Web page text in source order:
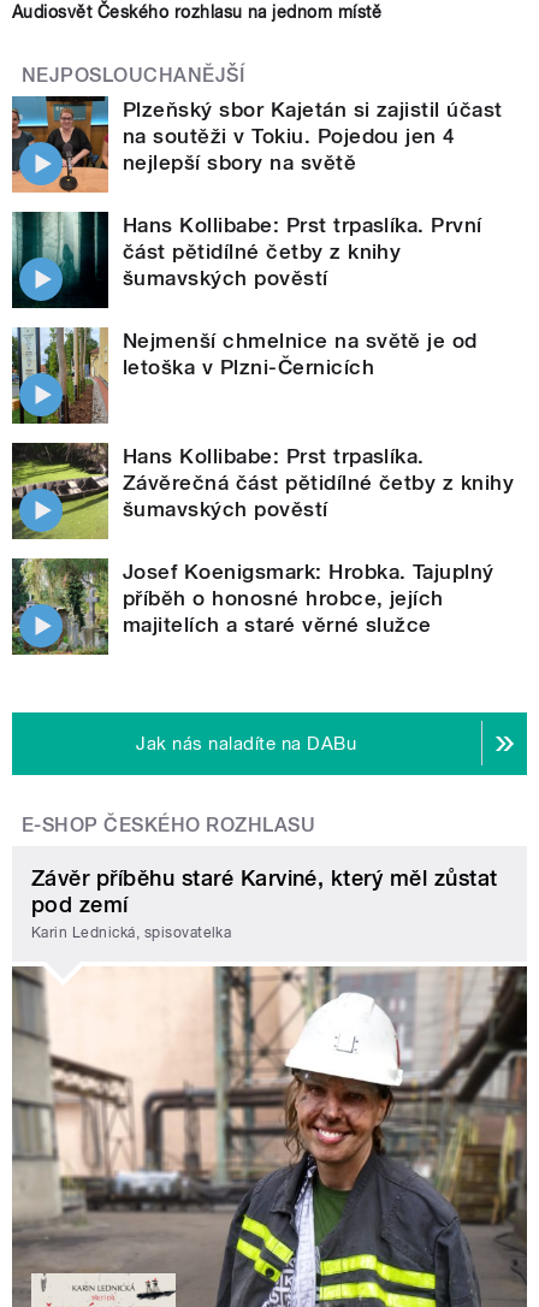
Audiosvět Českého rozhlasu na jednom místě
NEJPOSLOUCHANĚJŠÍ
Plzeňský sbor Kajetán si zajistil účast
na soutěži v Tokiu. Pojedou jen 4
nejlepší sbory na světě
Hans Kollibabe: Prst trpaslíka. První
část pětidílné četby z knihy
šumavských pověstí
Nejmenší chmelnice na světě je od
letoška v Plzni-Černicích
Hans Kollibabe: Prst trpaslíka.
Závěrečná část pětidílné četby z knihy
šumavských pověstí
Josef Koenigsmark: Hrobka. Tajuplný
příběh o honosné hrobce, jejích
majitelích a staré věrné služce
Jak nás naladíte na DABu
E-SHOP ČESKÉHO ROZHLASU
Závěr příběhu staré Karviné, který měl zůstat
pod zemí
Karin Lednická, spisovatelka